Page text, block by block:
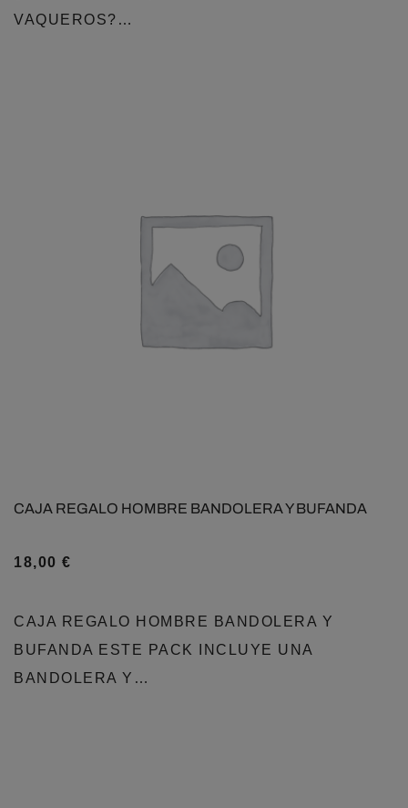
VAQUEROS?…
CAJA REGALO HOMBRE BANDOLERA Y BUFANDA
18,00 €
CAJA REGALO HOMBRE BANDOLERA Y
BUFANDA ESTE PACK INCLUYE UNA
BANDOLERA Y…